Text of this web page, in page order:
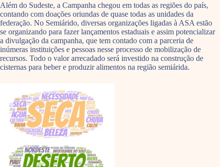
Além do Sudeste, a Campanha chegou em todas as regiões do país,
contando com doações oriundas de quase todas as unidades da
federação. No Semiárido, diversas organizações ligadas à ASA estão
se organizando para fazer lançamentos estaduais e assim potencializar
a divulgação da campanha, que tem contado com a parceria de
inúmeras instituições e pessoas nesse processo de mobilização de
recursos. Todo o valor arrecadado será investido na construção de
cisternas para beber e produzir alimentos na região semiárida.